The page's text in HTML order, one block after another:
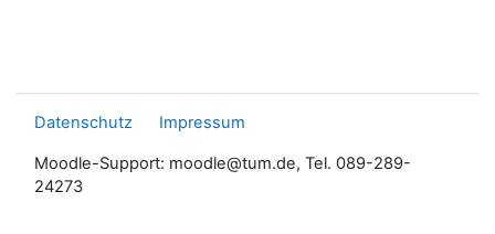
Datenschutz Impressum
Moodle-Support: moodle@tum.de, Tel. 089-289-
24273